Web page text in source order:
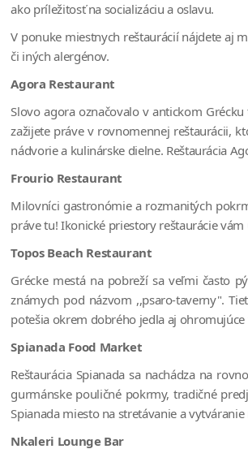
ako príležitosť na socializáciu a oslavu.
V ponuke miestnych reštaurácií nájdete aj
či iných alergénov.
Agora Restaurant
Slovo agora označovalo v antickom
zažijete práve v rovnomennej reštaurácii,
nádvorie a kulinárske dielne. Reštaurácia
Frourio Restaurant
Milovníci gastronómie a rozmanitých
práve tu! Ikonické priestory reštaurácie
Topos Beach Restaurant
Grécke mestá na pobreží sa veľmi často
známych pod názvom ,,psaro-taverny".
potešia okrem dobrého jedla aj
Spianada Food Market
Reštaurácia Spianada sa nachádza na
gurmánske pouličné pokrmy, tradičné
Spianada miesto na stretávanie a
Nkaleri Lounge Bar